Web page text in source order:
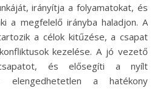
irányítja a folyamatokat, és
a megfelelő irányba haladjon. A
a célok kitűzése, a csapat
kezelése. A jó vezető
és elősegíti a nyílt
elengedhetetlen a hatékony